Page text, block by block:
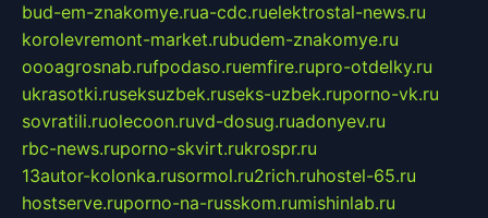
bud-em-znakomye.rua-cdc.ruelektrostal-news.ru
korolevremont-market.rubudem-znakomye.ru
oooagrosnab.rufpodaso.ruemfire.rupro-otdelky.ru
ukrasotki.ruseksuzbek.ruseks-uzbek.ruporno-vk.ru
sovratili.ruolecoon.ruvd-dosug.ruadonyev.ru
rbc-news.ruporno-skvirt.rukrospr.ru
13autor-kolonka.rusormol.ru2rich.ruhostel-65.ru
hostserve.ruporno-na-russkom.rumishinlab.ru